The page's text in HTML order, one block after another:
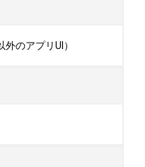
のアプリUI）